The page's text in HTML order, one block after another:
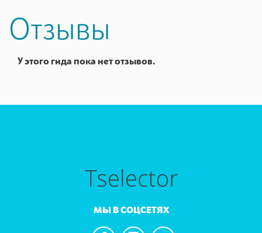
Отзывы
У этого гида пока нет отзывов.
МЫ В СОЦСЕТЯХ